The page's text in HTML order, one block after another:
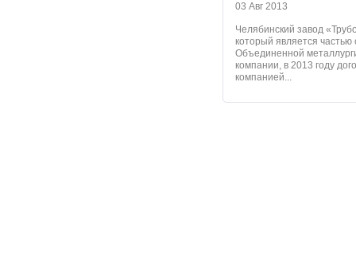
03 Авг 2013
Челябинский завод
который является частью
Объединенной
компании, в 2013 году
компанией...